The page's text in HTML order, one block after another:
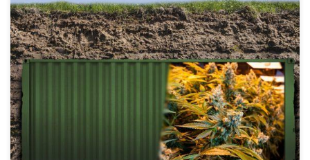
Podziemna uprawa marihuany w Niemczech (Linnich): Dwóch
mężczyzn, teść wraz ze swoim zięciem, zostali w zeszłym
tygodniu skazani na karę w zawieszeniu, ponieważ pomagali przy
podziemnym projekcie uprawy cannabisu. Udało im się jednak
wyjść z tego bez większego szwanku, jak można przeczytać w
wyroku. Plantacja marihuany, o którą toczył się […]